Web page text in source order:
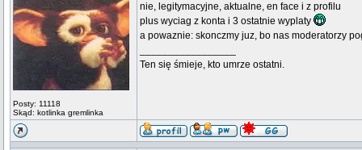
Posty: 11118
Skąd: kotlinka gremlinka
nie, legitymacyjne, aktualne, en face i z profilu
plus wyciag z konta i 3 ostatnie wyplaty
a powaznie: skonczmy juz, bo nas moderatorzy
Ten się śmieje, kto umrze ostatni.